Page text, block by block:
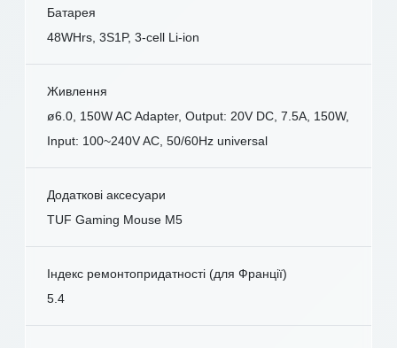
Батарея
48WHrs, 3S1P, 3-cell Li-ion
Живлення
ø6.0, 150W AC Adapter, Output: 20V DC, 7.5A, 150W,
Input: 100~240V AC, 50/60Hz universal
Додаткові аксесуари
TUF Gaming Mouse M5
Індекс ремонтопридатності (для Франції)
5.4